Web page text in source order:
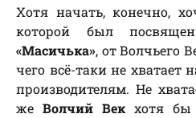
Хотя начать, конечно,
которой был
«Масичька», от Волчьего
чего всё-таки не
производителям. Не
же Волчий Век хотя бы